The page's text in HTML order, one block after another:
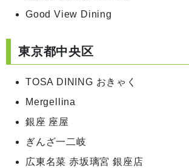
Good View Dining
東京都中央区
TOSA DINING おきゃく
Mergellina
銀座 座屋
ぎんざ一二岐
広東名菜 赤坂璃宮 銀座店